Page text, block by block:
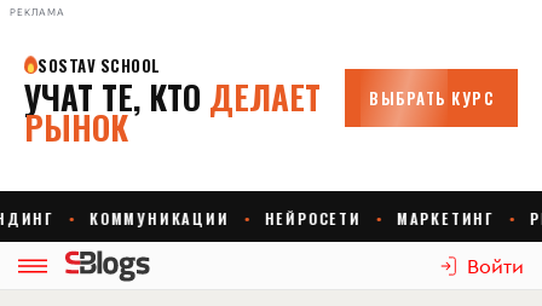
РЕКЛАМА
Войти